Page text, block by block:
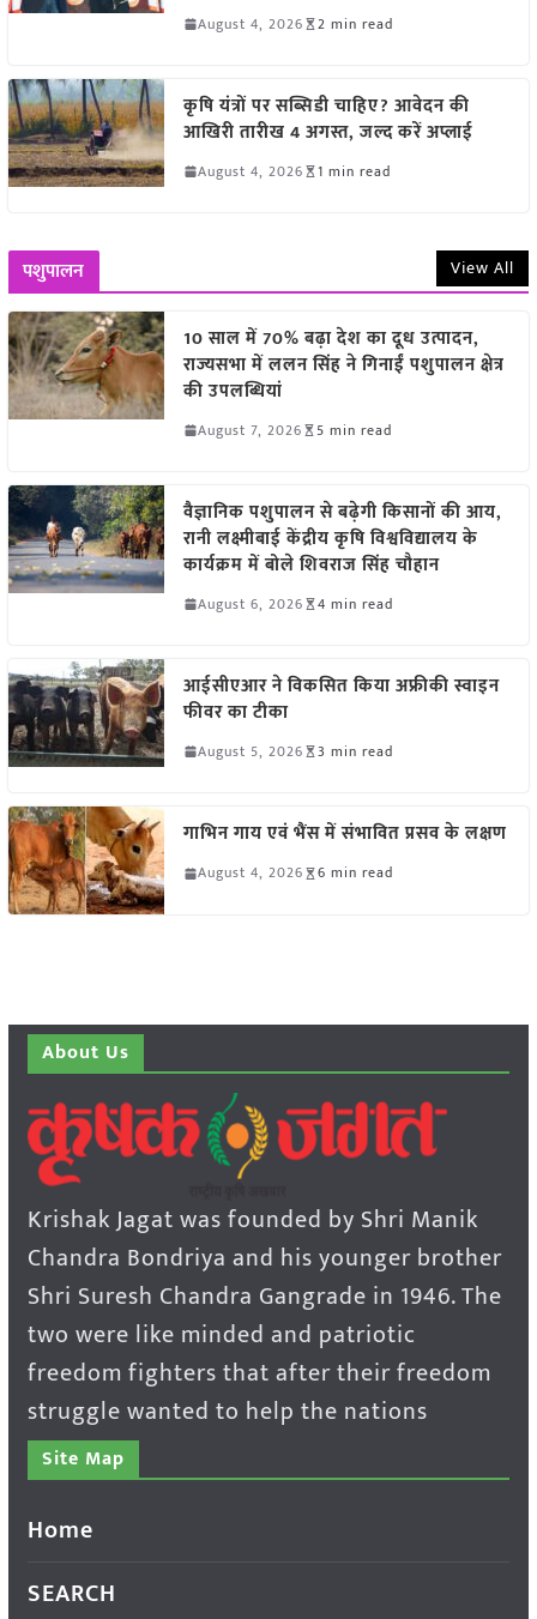
August 4, 2026 2 min read
कृषि यंत्रों पर सब्सिडी चाहिए? आवेदन की
आखिरी तारीख 4 अगस्त, जल्द करें अप्लाई
August 4, 2026 1 min read
पशुपालन View All
10 साल में 70% बढ़ा देश का दूध उत्पादन,
राज्यसभा में ललन सिंह ने गिनाईं पशुपालन क्षेत्र
की उपलब्धियां
August 7, 2026 5 min read
वैज्ञानिक पशुपालन से बढ़ेगी किसानों की आय,
रानी लक्ष्मीबाई केंद्रीय कृषि विश्वविद्यालय के
कार्यक्रम में बोले शिवराज सिंह चौहान
August 6, 2026 4 min read
आईसीएआर ने विकसित किया अफ्रीकी स्वाइन
फीवर का टीका
August 5, 2026 3 min read
गाभिन गाय एवं भैंस में संभावित प्रसव के लक्षण
August 4, 2026 6 min read
About Us
Krishak Jagat was founded by Shri Manik
Chandra Bondriya and his younger brother
Shri Suresh Chandra Gangrade in 1946. The
two were like minded and patriotic
freedom fighters that after their freedom
struggle wanted to help the nations
Site Map
Home
SEARCH